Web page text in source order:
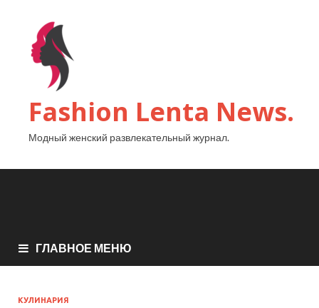
Fashion Lenta News.
Модный женский развлекательный журнал.
ГЛАВНОЕ МЕНЮ
КУЛИНАРИЯ